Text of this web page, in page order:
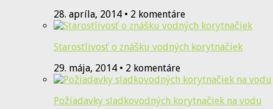
28. apríla, 2014 • 2 komentáre
Starostlivosť o znášku vodných korytnačiek
29. mája, 2014 • 2 komentáre
Požiadavky sladkovodných korytnačiek na vodu